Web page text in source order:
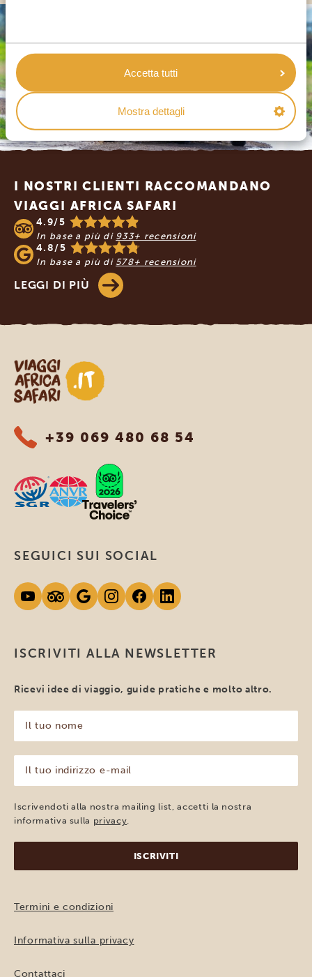
Accetta tutti
Mostra dettagli
I NOSTRI CLIENTI RACCOMANDANO
VIAGGI AFRICA SAFARI
4.9/5
In base a più di 933+ recensioni
4.8/5
In base a più di 578+ recensioni
LEGGI DI PIÙ
Viaggi Africa Safari
+39 069 480 68 54
ISCRIVITI ALLA NEWSLETTER
Ricevi idee di viaggio, guide pratiche e molto altro.
tuo
nome
(Obbligatorio)
tuo
indirizzo
e-
mail
Iscrivendoti alla nostra mailing list, accetti la nostra
informativa sulla privacy.
SEGUICI SUI SOCIAL
Termini e condizioni
Informativa sulla privacy
Contattaci